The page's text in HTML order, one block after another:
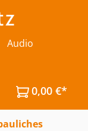
Audio
0 Produkte auf
0,00 €*